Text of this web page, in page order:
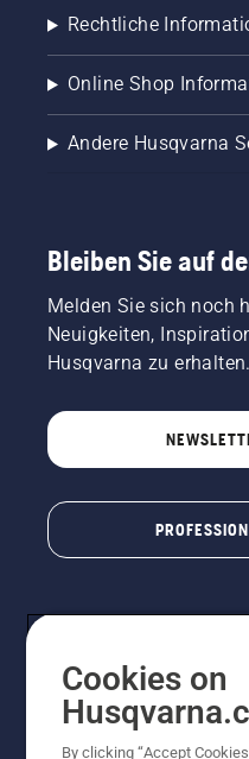
Rechtliche
Online Shop
Andere Husqvarna
Bleiben Sie auf
Melden Sie sich noch
Neuigkeiten,
Husqvarna zu erhalten.
Cookies on
By clicking “Accept